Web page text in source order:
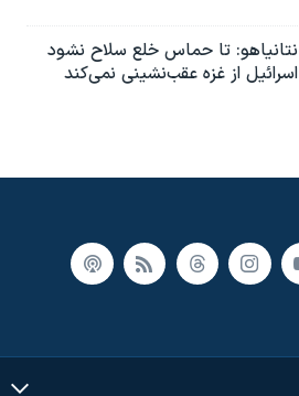
نتانیاهو: تا حماس خلع سلاح نشود
اسرائیل از غزه عقب‌نشینی نمی‌کند